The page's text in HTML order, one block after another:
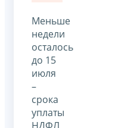
Меньше
недели
осталось
до 15
июля
–
срока
уплаты